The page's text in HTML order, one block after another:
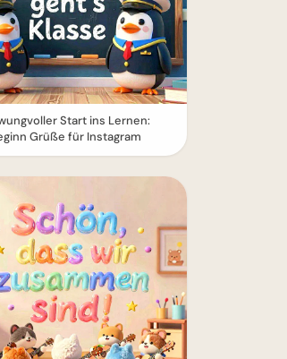
Start ins Lernen:
Grüße für Instagram